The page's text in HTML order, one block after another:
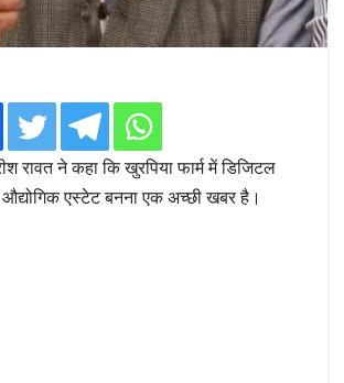
रावत ने कहा कि खुरपिया फार्म में डिजिटल
एस्टेट बनना एक अच्छी खबर है।